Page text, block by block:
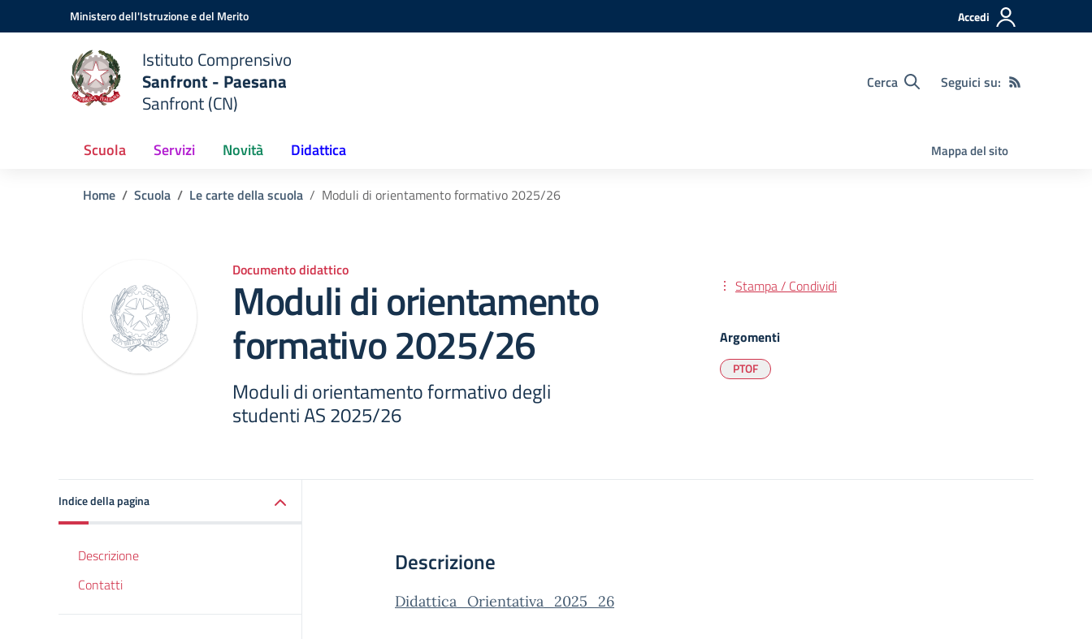
Vai ai contenuti
Vai al menu di navigazioneMinistero dell'Istruzione e del Merito Accedi
Istituto Comprensivo
Sanfront - Paesana
Sanfront (CN)
Cerca Seguici su:
Scuola Servizi Novità Didattica Mappa del sito
Home Scuola Le carte della scuola Moduli di orientamento formativo 2025/26
Documento didattico
Moduli di orientamento
formativo 2025/26
Moduli di orientamento formativo degli
studenti AS 2025/26
Stampa / Condividi
Argomenti
PTOF
Indice della pagina
Descrizione
Contatti
Descrizione
Didattica_Orientativa_2025_26